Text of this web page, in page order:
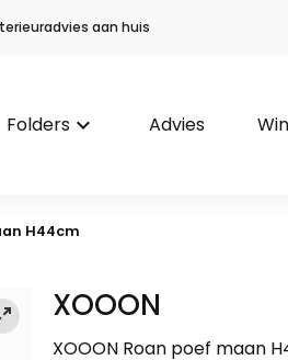
aan huis
Folders keyboard_arrow_down Advies
H44cm
XOOON
XOOON Roan poef maan